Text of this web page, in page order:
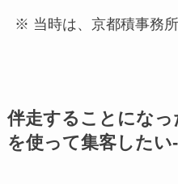
※ 当時は、京都積事務
伴走することにな
を使って集客したい-